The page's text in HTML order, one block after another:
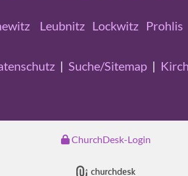
Leubnitz Lockwitz Prohlis
| Suche/Sitemap|
ChurchDesk-Login